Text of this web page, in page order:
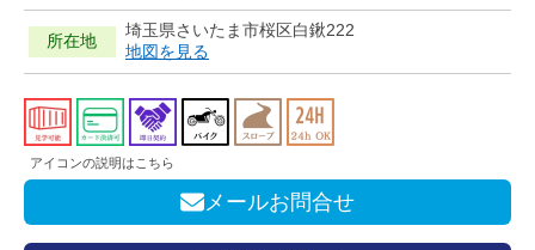
所在地
埼玉県さいたま市桜区白鍬222
地図を見る
アイコンの説明はこちら
メールお問合せ